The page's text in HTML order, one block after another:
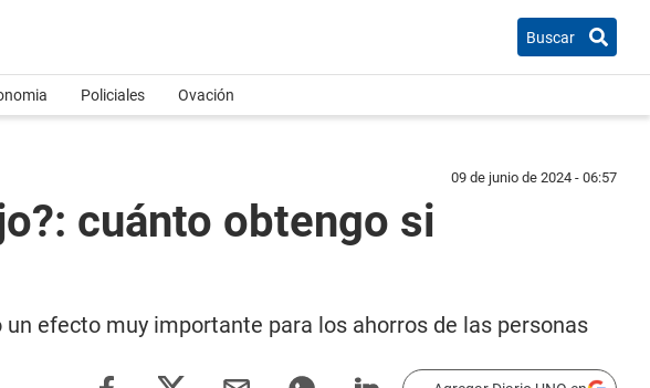
Buscar
Policiales Ovación
09 de junio de 2024 - 06:57
cuánto obtengo si
efecto muy importante para los ahorros de las personas